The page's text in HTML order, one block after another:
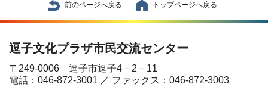
前のページへ戻る トップページへ戻る
逗子文化プラザ市民交流センター
〒249-0006 逗子市逗子4－2－11
電話：046-872-3001 ／ ファックス：046-872-3003